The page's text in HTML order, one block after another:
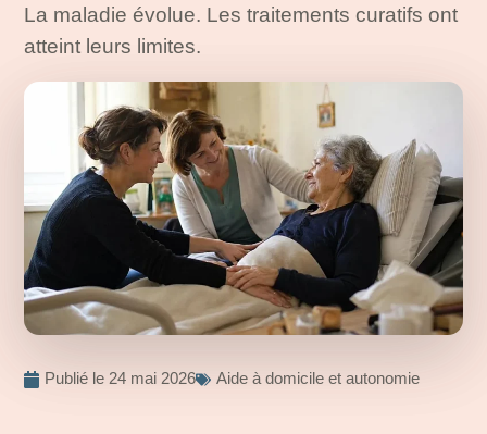
La maladie évolue. Les traitements curatifs ont
atteint leurs limites.
Publié le 24 mai 2026 Aide à domicile et autonomie